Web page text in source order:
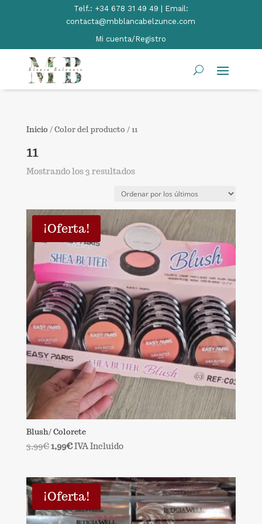
Telf.: +34 678 31 49 49 | Email:
contacta@mbblancabelzunce.com
Mi cuenta/Registro
Inicio / Color del producto / 11
11
Mostrando los 3 resultadosOrdenado
los
últimos
¡Oferta!
Blush/ Colorete
3,99€El
era:
3,99€.
1,99€El
es:
1,99€.
IVA Incluido
¡Oferta!